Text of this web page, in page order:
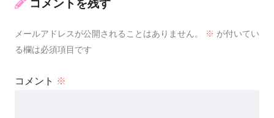
コメントを残す
メールアドレスが公開されることはありません。 ※ が付いてい
る欄は必須項目です
コメント ※